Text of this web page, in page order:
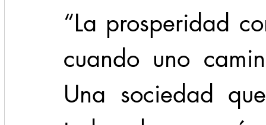
“La prosperidad
cuando uno
Una sociedad